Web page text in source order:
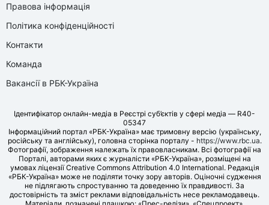
Правова інформація
Політика конфіденційності
Контакти
Команда
Вакансії в РБК-Україна
Ідентифікатор онлайн-медіа в Реєстрі суб’єктів у сфері медіа — R40-
05347
Інформаційний портал «РБК-Україна» має тримовну версію (українську,
російську та англійську), головна сторінка порталу - https://www.rbc.ua.
Фотографії, зображення належать їх правовласникам. Всі фотографії на
Порталі, авторами яких є журналісти «РБК-Україна», розміщені на
умовах ліцензії Creative Commons Attribution 4.0 International. Редакція
«РБК-Україна» може не поділяти точку зору авторів. Оціночні судження
не підлягають спростуванню та доведенню їх правдивості. За
достовірність та зміст реклами відповідальність несе рекламодавець.